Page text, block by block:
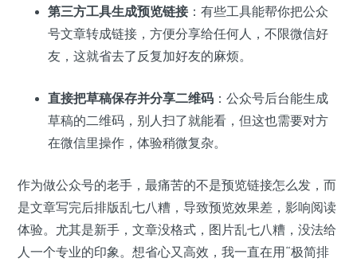
第三方工具生成预览链接：有些工具能帮你把公众
号文章转成链接，方便分享给任何人，不限微信好
友，这就省去了反复加好友的麻烦。
直接把草稿保存并分享二维码 ：公众号后台能生成
草稿的二维码，别人扫了就能看，但这也需要对方
在微信里操作，体验稍微复杂。
作为做公众号的老手，最痛苦的不是预览链接怎么发，而
是文章写完后排版乱七八糟，导致预览效果差，影响阅读
体验。尤其是新手，文章没格式，图片乱七八糟，没法给
人一个专业的印象。想省心又高效，我一直在用“极简排